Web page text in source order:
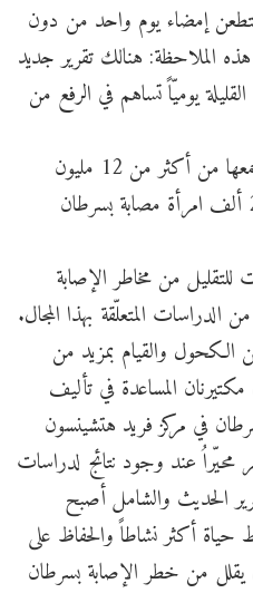
إمضاء يوم واحد من دون
الملاحظة: هنالك تقرير جديد
يوميّاً تساهم في الرفع من
يحتوي التقرير على معلومات تمّ جمعها من أكثر من 12 مليون
امرأة حول العالم، من بينهنّ 260 ألف امرأة مصابة بسرطان
للتقليل من مخاطر الإصابة
المتعلّقة بهذا المجال.
الكحول والقيام بمزيد من
المساعدة في تأليف
في مركز فريد هتشينسون
عند وجود نتائج لدراسات
الحديث والشامل أصبح
حياة أكثر نشاطاً والحفاظ على
من خطر الإصابة بسرطان